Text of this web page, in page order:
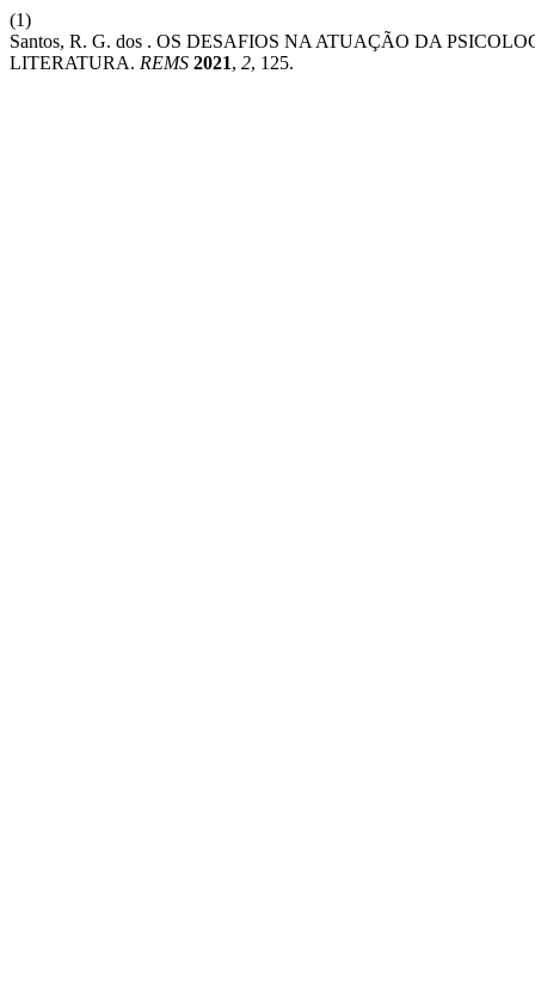
(1)
Santos, R. G. dos . OS DESAFIOS NA ATUAÇÃO DA
LITERATURA. REMS 2021, 2, 125.